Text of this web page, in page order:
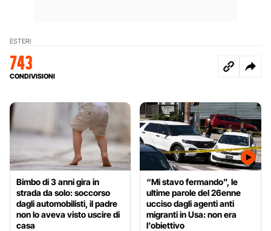
ESTERI
743
CONDIVISIONI
Bimbo di 3 anni gira in
strada da solo: soccorso
dagli automobilisti, il padre
non lo aveva visto uscire di
casa
“Mi stavo fermando”, le
ultime parole del 26enne
ucciso dagli agenti anti
migranti in Usa: non era
l’obiettivo